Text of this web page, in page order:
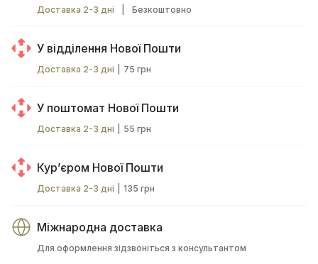
Доставка 2-3 дні
Безкоштовно
У відділення Нової Пошти
Доставка 2-3 дні 75 грн
У поштомат Нової Пошти
Доставка 2-3 дні 55 грн
Курʼєром Нової Пошти
Доставка 2-3 дні 135 грн
Міжнародна доставка
Для оформлення зідзвоніться з консультантом